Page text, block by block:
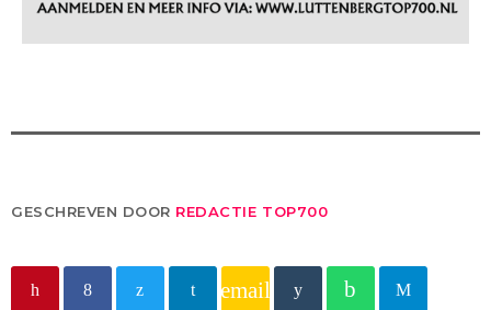
GESCHREVEN DOOR REDACTIE TOP700
email